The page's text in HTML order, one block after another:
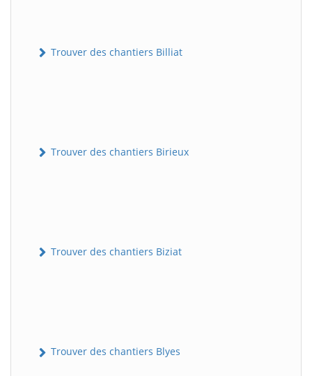
Trouver des chantiers Billiat
Trouver des chantiers Birieux
Trouver des chantiers Biziat
Trouver des chantiers Blyes